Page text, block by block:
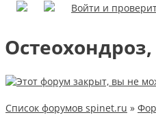
Войти и
Список форумов spinet.ru »